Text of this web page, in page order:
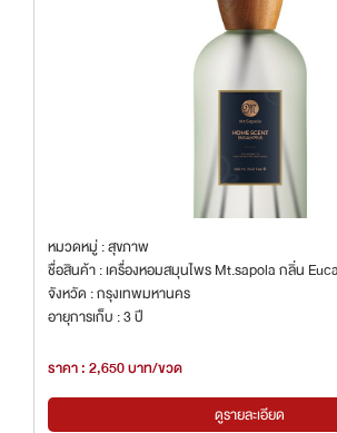
หมวดหมู่ : สุขภาพ
ชื่อสินค้า : เครื่องหอมสมุนไพร Mt.sapola กลิ่น
จังหวัด : กรุงเทพมหานคร
อายุการเก็บ : 3 ปี
ราคา : 2,650 บาท/ขวด
ดูรายละเอียด